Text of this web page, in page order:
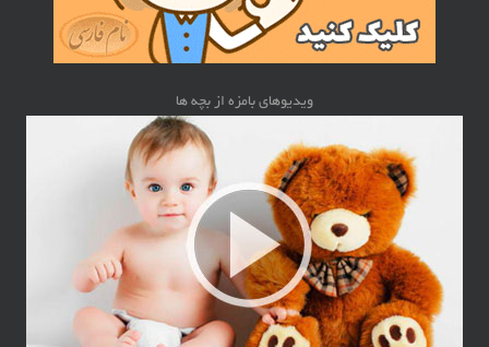
ویدیوهای بامزه از بچه ها